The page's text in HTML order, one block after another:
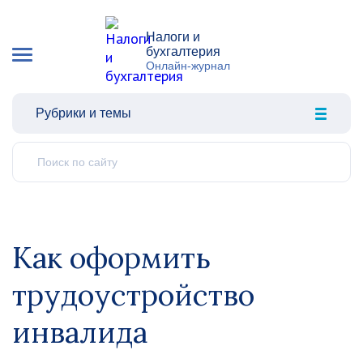
Налоги и
бухгалтерия
Онлайн-журнал
Рубрики и темы
Как оформить
трудоустройство
инвалида